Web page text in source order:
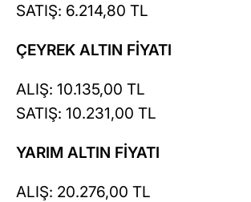
SATIŞ: 6.214,80 TL
ÇEYREK ALTIN FİYATI
ALIŞ: 10.135,00 TL
SATIŞ: 10.231,00 TL
YARIM ALTIN FİYATI
ALIŞ: 20.276,00 TL